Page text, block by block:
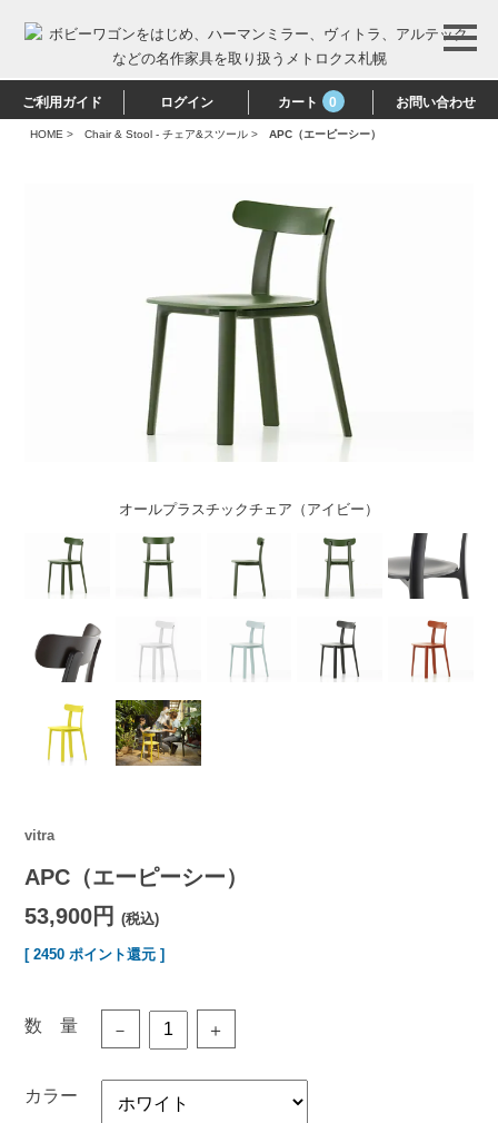
ご利用ガイド ログイン カート 0 お問い合わせ
HOME > Chair & Stool - チェア&スツール > APC（エーピーシー）
オールプラスチックチェア（アイビー）
vitra
APC（エーピーシー）
53,900円(税込)
[ 2450 ポイント還元 ]
数 量 － ＋
カラー